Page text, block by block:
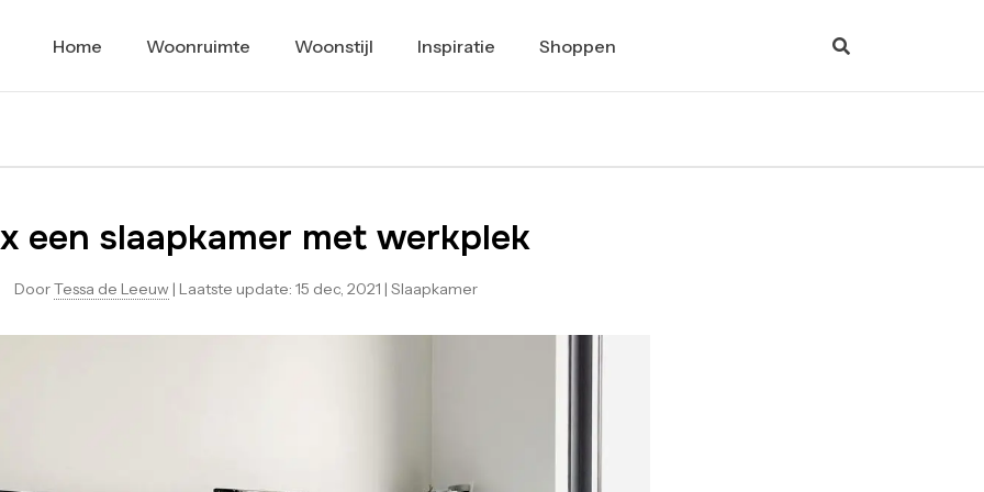
Home Woonruimte Woonstijl Inspiratie Shoppen
een slaapkamer met werkplek
DoorTessa de Leeuw | Laatste update: 15 dec, 2021 | Slaapkamer